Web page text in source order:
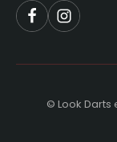
© Look Darts